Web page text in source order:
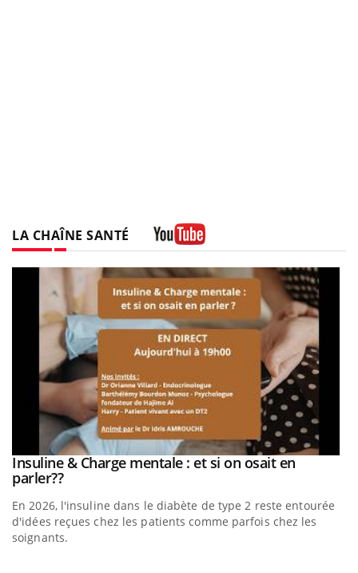
LA CHAÎNE SANTÉ
Youtube
Insuline & Charge mentale : et si on osait en
parler??Youtube
En 2026, l'insuline dans le diabète de type 2 reste entourée
d'idées reçues chez les patients comme parfois chez les
soignants.